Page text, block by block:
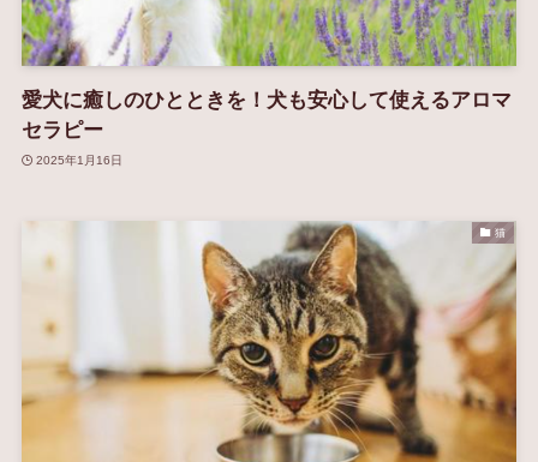
愛犬に癒しのひとときを！犬も安心して使えるアロマ
セラピー
2025年1月16日
猫